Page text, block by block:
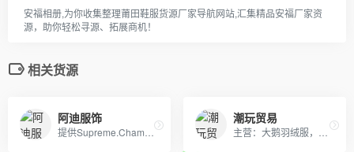
安福相册,为你收集整理莆田鞋服货源厂家导航网站,汇集精品安福厂家资
源，助你轻松寻源、拓展商机！
相关货源
阿迪服饰 潮玩贸易